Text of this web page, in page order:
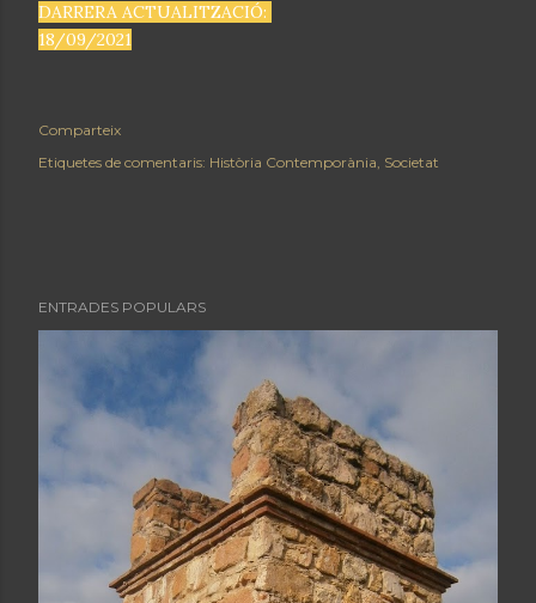
DARRERA ACTUALITZACIÓ:
18/09/2021
Comparteix
Etiquetes de comentaris: Història Contemporània Societat
ENTRADES POPULARS